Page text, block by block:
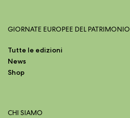
GIORNATE EUROPEE DEL PATRIMONIO
Tutte le edizioni
News
Shop
CHI SIAMO